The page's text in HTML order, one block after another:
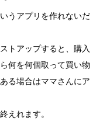
うアプリを作れないだ
トアップすると、購入
何を何個取って買い物
る場合はママさんにア
えれます。